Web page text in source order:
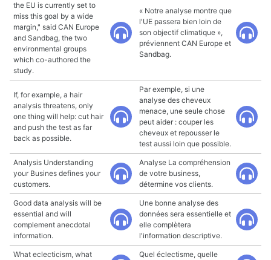
the EU is currently set to
miss this goal by a wide
margin," said CAN Europe
and Sandbag, the two
environmental groups
which co-authored the
study.
« Notre analyse montre que
l'UE passera bien loin de
son objectif climatique »,
préviennent CAN Europe et
Sandbag.
If, for example, a hair
analysis threatens, only
one thing will help: cut hair
and push the test as far
back as possible.
Par exemple, si une
analyse des cheveux
menace, une seule chose
peut aider : couper les
cheveux et repousser le
test aussi loin que possible.
Analysis Understanding
your Busines defines your
customers.
Analyse La compréhension
de votre business,
détermine vos clients.
Good data analysis will be
essential and will
complement anecdotal
information.
Une bonne analyse des
données sera essentielle et
elle complètera
l'information descriptive.
What eclecticism, what
Quel éclectisme, quelle